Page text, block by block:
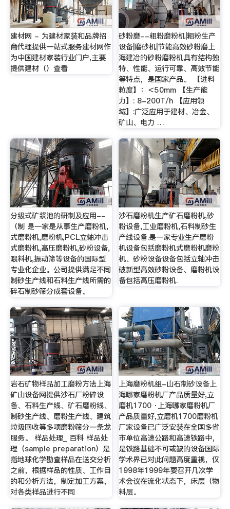
建材网 - 为建材家装和品牌招
商代理提供一站式服务建材网作
为中国建材家装行业门户,主要
提供建材（）查看
砂粉磨--粗粉磨粉机|粗粉生产
设备|磨砂机|节能高效砂粉磨上
海建冶的砂粉磨粉机具有结构独
特、性能、运行可靠、高效节能
等特点，是国家产品。 【进料
粒度】：＜50mm 【生产能
力】: 8-200T/h 【应用领
域】:广泛应用于建材、冶金、
矿山、电力 …
分级式矿浆池的研制及应用--
（制 是一家是从事生产磨粉机,
式磨粉机,磨粉机,PCL立轴冲击
式磨粉机,高压磨粉机,砂粉设备,
喂料机,振动筛等设备的国际型
专业化企业。公司提供满足不同
制砂生产线和石料生产线所需的
碎石制砂筛分成套设备。
沙石磨粉机生产矿石磨粉机,砂
粉设备,工业磨粉机,石料制砂生
产线设备.是一家专业生产磨粉
机设备包括磨粉机式磨粉机磨粉
机、砂粉设备设备包括立轴冲击
破新型高效砂粉设备、磨粉机设
备包括高压磨粉机.
岩石矿物样品加工磨粉方法上海
矿山设备网提供沙石厂粉碎设
备、石料生产线、矿石磨粉线、
制砂生产线、磨粉生产线、建筑
垃圾回收等多项磨粉筛分一条龙
服务。 样品处理_ 百科 样品处
理（sample preparation）是
指地球化学勘查样品在送交分析
之前，根据样品的性质、工作目
的和分析方法，制定加工方案，
对各类样品进行不同
上海磨粉机组-山石制砂设备上
海哪家磨粉机厂产品质量好,立
磨机1700 ·上海哪家磨粉机厂
产品质量好,立磨机1700磨粉机
厂家设备已广泛安装在全国多省
市单位高速公路和高速铁路中，
是铁路基础不可或缺的设备国际
学术界已对此问题高度重视，仅
1998年1999年要召开几次学
术会议在流化状态下，床层（物
料层。